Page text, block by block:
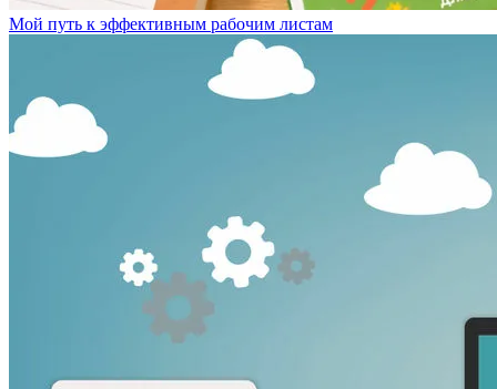
Мой путь к эффективным рабочим листам